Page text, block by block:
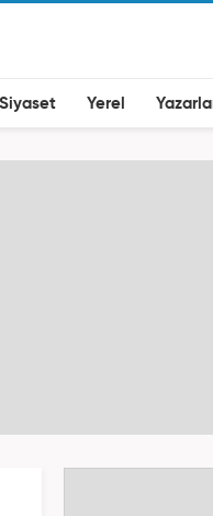
Siyaset Yerel